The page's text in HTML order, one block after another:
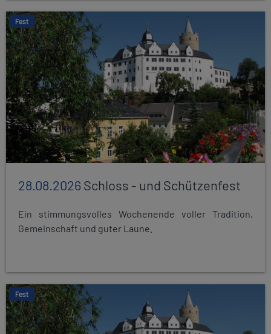
Fest
28.08.2026Schloss - und Schützenfest
Ein stimmungsvolles Wochenende voller Tradition,
Gemeinschaft und guter Laune.
Fest